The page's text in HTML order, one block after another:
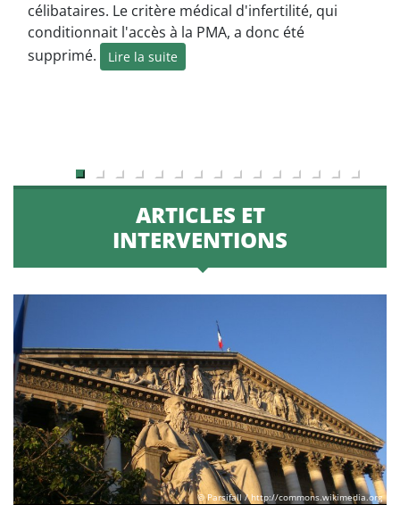
célibataires. Le critère médical d'infertilité, qui
conditionnait l'accès à la PMA, a donc été
supprimé.
Lire la suite
ARTICLES ET
INTERVENTIONS
© Parsifall / http://commons.wikimedia.org